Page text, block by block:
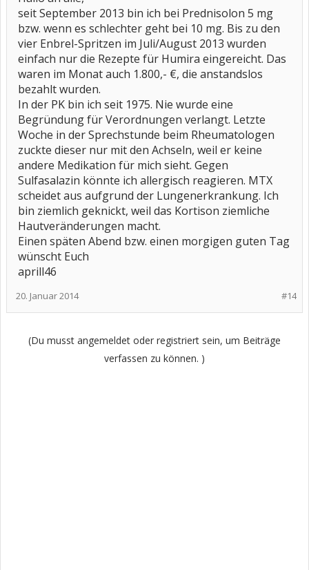
seit September 2013 bin ich bei Prednisolon 5 mg
bzw. wenn es schlechter geht bei 10 mg. Bis zu den
vier Enbrel-Spritzen im Juli/August 2013 wurden
einfach nur die Rezepte für Humira eingereicht. Das
waren im Monat auch 1.800,- €, die anstandslos
bezahlt wurden.
In der PK bin ich seit 1975. Nie wurde eine
Begründung für Verordnungen verlangt. Letzte
Woche in der Sprechstunde beim Rheumatologen
zuckte dieser nur mit den Achseln, weil er keine
andere Medikation für mich sieht. Gegen
Sulfasalazin könnte ich allergisch reagieren. MTX
scheidet aus aufgrund der Lungenerkrankung. Ich
bin ziemlich geknickt, weil das Kortison ziemliche
Hautveränderungen macht.
Einen späten Abend bzw. einen morgigen guten Tag
wünscht Euch
aprill46
#14
20. Januar 2014
(Du musst angemeldet oder registriert sein, um Beiträge
verfassen zu können. )